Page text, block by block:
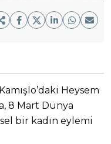
Heysem
8 Mart Dünya
bir kadın eylemi